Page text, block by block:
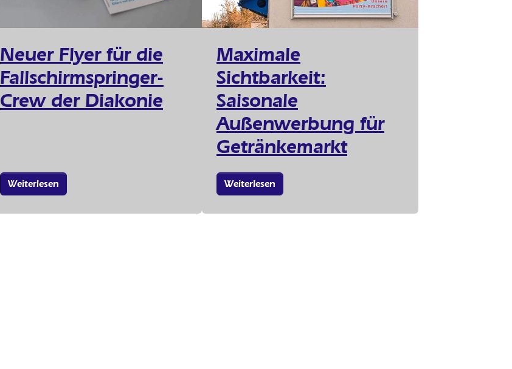
Neuer Flyer für die
Fallschirmspringer-
Crew der Diakonie
Weiterlesen
Maximale
Sichtbarkeit:
Saisonale
Außenwerbung für
Getränkemarkt
Weiterlesen